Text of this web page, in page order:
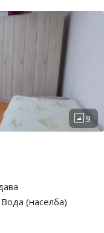
(населба)